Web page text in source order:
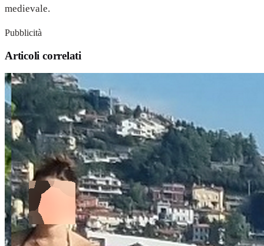
medievale.
Pubblicità
Articoli correlati